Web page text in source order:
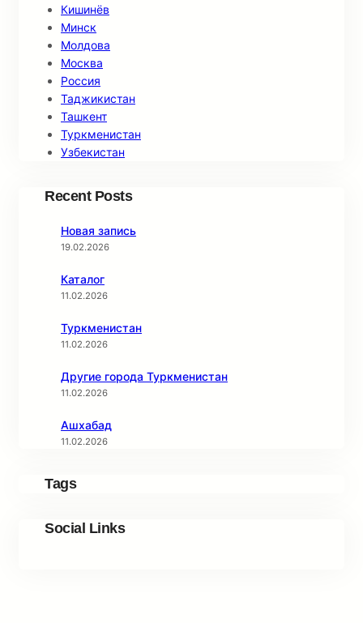
Кишинёв
Минск
Молдова
Москва
Россия
Таджикистан
Ташкент
Туркменистан
Узбекистан
Recent Posts
Новая запись
19.02.2026
Каталог
11.02.2026
Туркменистан
11.02.2026
Другие города Туркменистан
11.02.2026
Ашхабад
11.02.2026
Tags
Social Links